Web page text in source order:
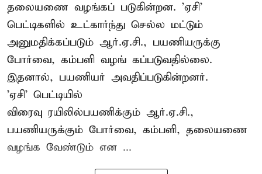
தலையணை வழங்கப் படுகின்றன. 'ஏசி'
பெட்டிகளில் உட்கார்ந்து செல்ல மட்டும்
அனுமதிக்கப்படும் ஆர்.ஏ.சி., பயணியருக்கு
போர்வை, கம்பளி வழங் கப்படுவதில்லை.
இதனால், பயணியர் அவதிப்படுகின்றனர்.
'ஏசி' பெட்டியில்
விரைவு ரயிலில்பயணிக்கும் ஆர்.ஏ.சி.,
பயணியருக்கும் போர்வை, கம்பளி, தலையணை
வழங்க வேண்டும் என ...